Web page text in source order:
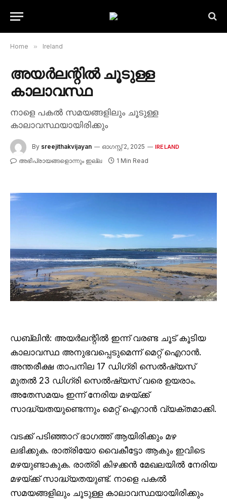
Home » Ireland
അയർലന്റിൽ ചൂടുള്ള
കാലാവസ്ഥ
നാളെ പകൽ സമയങ്ങളിലും ചൂടുള്ള
കാലാവസ്ഥയായിരിക്കും
By sreejithakvijayan ഓഗസ്റ്റ്‌ 2, 2025 IRELAND
അഭിപ്രായങ്ങളൊന്നും ഇല്ല 1 Min Read
ഡബ്ലിൻ: അയർലന്റിൽ ഇന്ന് വരണ്ട ചൂട് കൂടിയ
കാലാവസ്ഥ അനുഭവപ്പെടുമെന്ന് മെറ്റ് ഐറാൻ.
അന്തരീക്ഷ താപനില 17 ഡിഗ്രി സെൽഷ്യസ്
മുതൽ 23 ഡിഗ്രി സെൽഷ്യസ് വരെ ഉയരാം.
അതേസമയം ഇന്ന് നേരിയ മഴയ്ക്ക്
സാദ്ധ്യതയുണ്ടെന്നും മെറ്റ് ഐറാൻ വ്യക്തമാക്കി.
വടക്ക് പടിഞ്ഞാറ് ഭാഗത്ത് ആയിരിക്കും മഴ
ലഭിക്കുക. രാത്രിയോ വൈകീട്ടോ ആകും ഇവിടെ
മഴയുണ്ടാകുക. രാത്രി കിഴക്കൻ മേഖലയിൽ നേരിയ
മഴയ്ക്ക് സാദ്ധ്യതയുണ്ട്. നാളെ പകൽ
സമയങ്ങളിലും ചൂടുള്ള കാലാവസ്ഥയായിരിക്കും